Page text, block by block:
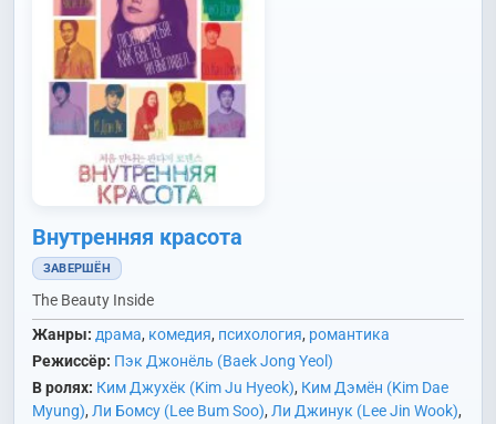
Внутренняя красота
ЗАВЕРШЁН
The Beauty Inside
Жанры: драма, комедия, психология, романтика
Режиссёр: Пэк Джонёль (Baek Jong Yeol)
В ролях: Ким Джухёк (Kim Ju Hyeok), Ким Дэмён (Kim Dae
Myung), Ли Бомсу (Lee Bum Soo), Ли Джинук (Lee Jin Wook),